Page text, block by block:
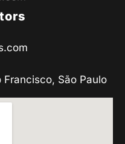
São Paulo